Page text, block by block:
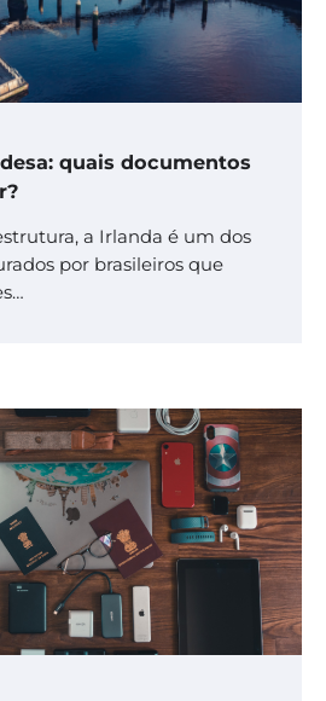
quais documentos
a Irlanda é um dos
por brasileiros que